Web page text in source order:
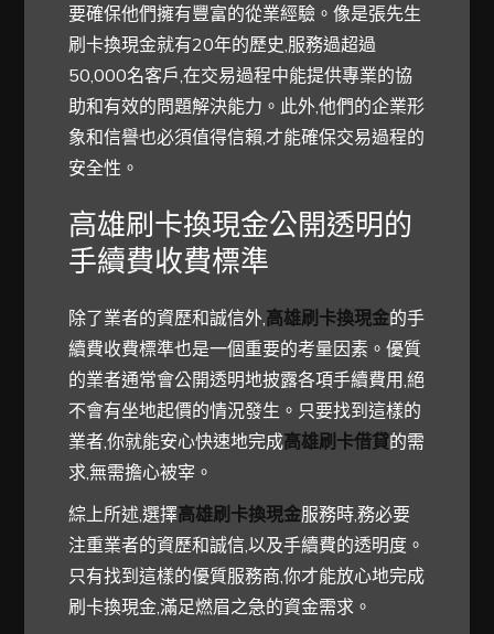
要確保他們擁有豐富的從業經驗。像是張先生
刷卡換現金就有20年的歷史,服務過超過
50,000名客戶,在交易過程中能提供專業的協
助和有效的問題解決能力。此外,他們的企業形
象和信譽也必須值得信賴,才能確保交易過程的
安全性。
高雄刷卡換現金公開透明的
手續費收費標準
除了業者的資歷和誠信外, 高雄刷卡換現金的手
續費收費標準也是一個重要的考量因素。優質
的業者通常會公開透明地披露各項手續費用,絕
不會有坐地起價的情況發生。只要找到這樣的
業者,你就能安心快速地完成高雄刷卡借貸的需
求,無需擔心被宰。
綜上所述,選擇高雄刷卡換現金服務時,務必要
注重業者的資歷和誠信,以及手續費的透明度。
只有找到這樣的優質服務商,你才能放心地完成
刷卡換現金,滿足燃眉之急的資金需求。